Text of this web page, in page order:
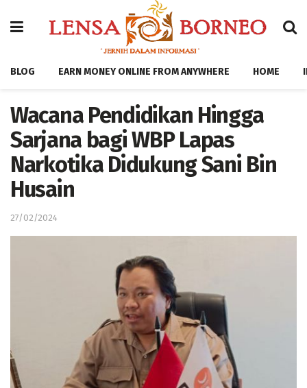
BLOG EARN MONEY ONLINE FROM ANYWHERE HOME
Wacana Pendidikan Hingga
Sarjana bagi WBP Lapas
Narkotika Didukung Sani Bin
Husain
27/02/2024